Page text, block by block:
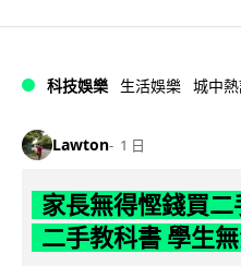
科技娛樂 生活娛樂 城中
Lawton 1 日
家長無得慳錢買
二手教科書 學生